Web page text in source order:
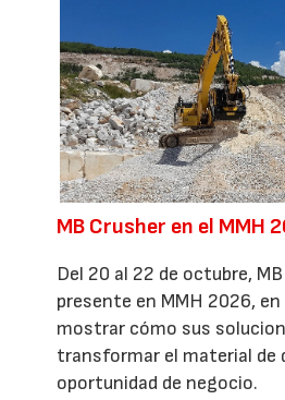
MB Crusher en el MMH
Del 20 al 22 de octubre,
presente en MMH 2026, en
mostrar cómo sus
transformar el material de
oportunidad de negocio.